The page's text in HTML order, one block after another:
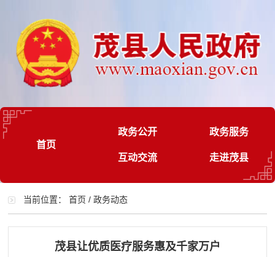
首页
政务公开 政务服务
互动交流 走进茂县
当前位置：首页 /政务动态
茂县让优质医疗服务惠及千家万户